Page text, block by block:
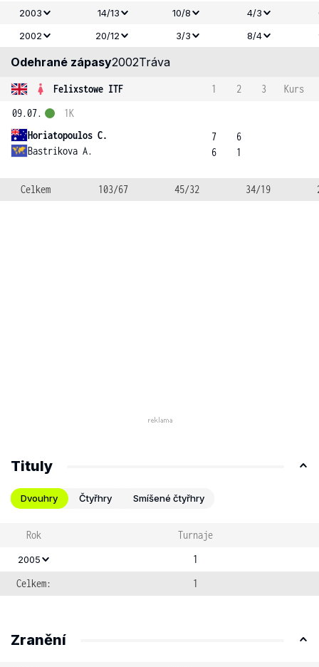
2003
14/13 10/8 4/3
2002
20/12 3/3 8/4
Odehrané zápasy2002Tráva
Felixstowe ITF 1 2 3
Kurs
09.07.
Horiatopoulos C.
Bastrikova A.
1K
7
6
6
1
Celkem 103/67 45/32 34/19
Tituly
Dvouhry Čtyřhry Smíšené čtyřhry
Rok Turnaje
2005
1
Celkem:
1
Zranění